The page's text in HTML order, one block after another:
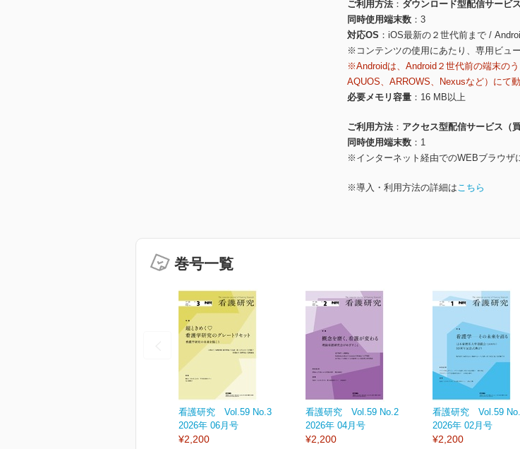
ご利用方法
ダウンロード型配信サービ
同時使用端末数
3
対応OS
iOS最新の２世代前まで /
※コンテンツの使用にあたり、専用ビュ
※Androidは、Android２世代前の端末の
AQUOS、ARROWS、Nexusなど）にて
必要メモリ容量
16 MB以上
ご利用方法
アクセス型配信サービス（買
同時使用端末数
1
※インターネット経由でのWEBブラウザ
※導入・利用方法の詳細はこちら
巻号一覧
看護研究 Vol.59 No.3
2026年 06月号
¥2,200
看護研究 Vol.59 No.2
2026年 04月号
¥2,200
看護研究 Vol.59
2026年 02月号
¥2,200